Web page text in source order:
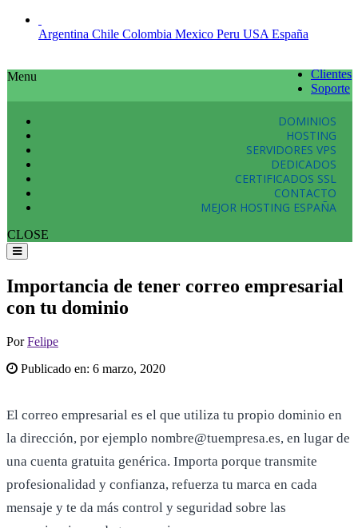
Argentina Chile Colombia Mexico Peru USA España
Clientes
Soporte
Menu
DOMINIOS
HOSTING
SERVIDORES VPS
DEDICADOS
CERTIFICADOS SSL
CONTACTO
MEJOR HOSTING ESPAÑA
CLOSE
Importancia de tener correo empresarial
con tu dominio
PorFelipe
Publicado en: 6 marzo, 2020
El correo empresarial es el que utiliza tu propio dominio en
la dirección, por ejemplo nombre@tuempresa.es, en lugar de
una cuenta gratuita genérica. Importa porque transmite
profesionalidad y confianza, refuerza tu marca en cada
mensaje y te da más control y seguridad sobre las